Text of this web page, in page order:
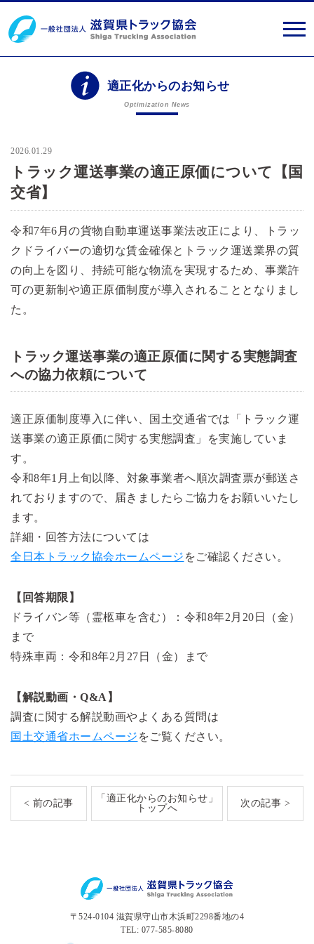
適正化からのお知らせ
Optimization News
2026.01.29
トラック運送事業の適正原価について【国
交省】
令和7年6月の貨物自動車運送事業法改正により、トラッ
クドライバーの適切な賃金確保とトラック運送業界の質
の向上を図り、持続可能な物流を実現するため、事業許
可の更新制や適正原価制度が導入されることとなりまし
た。
トラック運送事業の適正原価に関する実態調査
への協力依頼について
適正原価制度導入に伴い、国土交通省では「トラック運
送事業の適正原価に関する実態調査」を実施していま
す。
令和8年1月上旬以降、対象事業者へ順次調査票が郵送さ
れておりますので、届きましたらご協力をお願いいたし
ます。
詳細・回答方法については
全日本トラック協会ホームページ をご確認ください。
【回答期限】
ドライバン等（霊柩車を含む）：令和8年2月20日（金）
まで
特殊車両：令和8年2月27日（金）まで
【解説動画・Q&A】
調査に関する解説動画やよくある質問は
国土交通省ホームページ をご覧ください。
< 前の記事
「適正化からのお知らせ」
トップへ
次の記事 >
〒524-0104 滋賀県守山市木浜町2298番地の4
TEL: 077-585-8080